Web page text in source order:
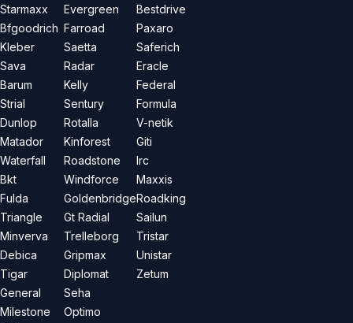
Starmaxx
Bfgoodrich
Kleber
Sava
Barum
Strial
Dunlop
Matador
Waterfall
Bkt
Fulda
Triangle
Minverva
Debica
Tigar
General
Milestone
Evergreen
Farroad
Saetta
Radar
Kelly
Sentury
Rotalla
Kinforest
Roadstone
Windforce
Goldenbridge
Gt Radial
Trelleborg
Gripmax
Diplomat
Seha
Optimo
Bestdrive
Paxaro
Saferich
Eracle
Federal
Formula
V-netik
Giti
Irc
Maxxis
Roadking
Sailun
Tristar
Unistar
Zetum